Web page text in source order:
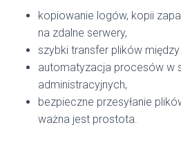
kopiowanie logów, kopii
na zdalne serwery,
szybki transfer plików
automatyzacja procesów w
administracyjnych,
bezpieczne przesyłanie
ważna jest prostota.